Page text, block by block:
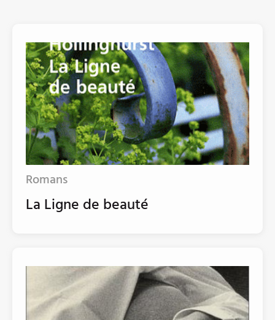
Romans
La Ligne de beauté